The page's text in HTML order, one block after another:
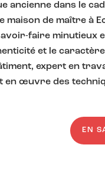
ancienne dans le
maison de maître à
faire minutieux
et le
expert en
en œuvre des
EN